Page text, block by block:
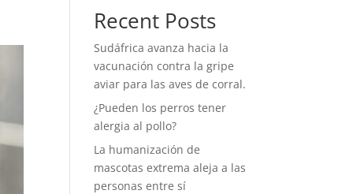
Recent Posts
Sudáfrica avanza hacia la
vacunación contra la gripe
aviar para las aves de corral.
¿Pueden los perros tener
alergia al pollo?
La humanización de
mascotas extrema aleja a las
personas entre sí